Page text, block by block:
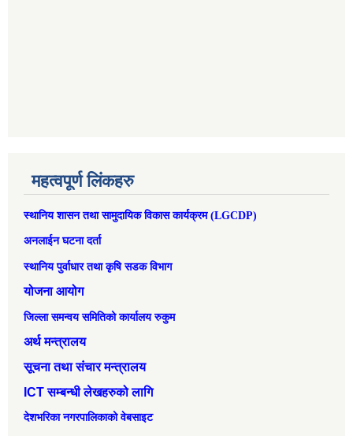
महत्वपूर्ण लिंकहरु
स्थानिय शासन तथा सामुदायिक विकास कार्यक्रम (LGCDP)
अनलाईन घटना दर्ता
स्थानिय पुर्वाधार तथा कृषि सडक विभाग
योजना आयोग
जिल्ला समन्वय समितिको कार्यालय रुकुम
अर्थ मन्त्रालय
सूचना तथा संचार मन्त्रालय
ICT सम्बन्धी लेखहरुको लागि
देशभरिका नगरपालिकाको वेबसाइट